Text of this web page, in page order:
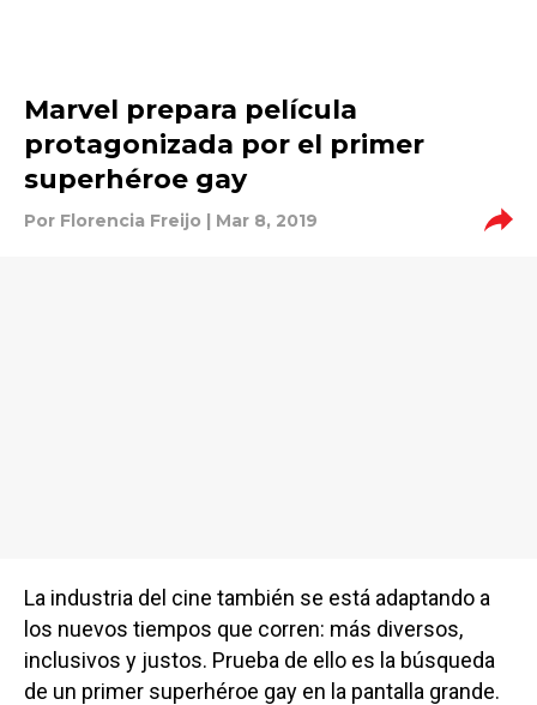
Marvel prepara película
protagonizada por el primer
superhéroe gay
Por Florencia Freijo | Mar 8, 2019
La industria del cine también se está adaptando a
los nuevos tiempos que corren: más diversos,
inclusivos y justos. Prueba de ello es la búsqueda
de un primer superhéroe gay en la pantalla grande.